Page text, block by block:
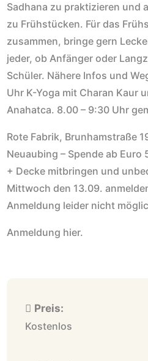
Sadhana zu praktizieren und
zu Frühstücken. Für das
zusammen, bringe gern
jeder, ob Anfänger oder
Schüler. Nähere Infos und
Uhr K-Yoga mit Charan Kaur
Anahatca. 8.00 – 9:30 Uhr
Rote Fabrik, Brunhamstraße
Neuaubing – Spende ab Euro
+ Decke mitbringen und
Mittwoch den 13.09.
Anmeldung leider nicht
Anmeldung hier.
Preis:
Kostenlos